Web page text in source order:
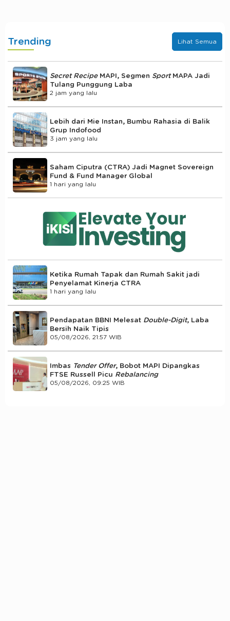
Trending Lihat Semua
Secret RecipeMAPI, Segmen Sport MAPA Jadi
Tulang Punggung Laba
2 jam yang lalu
Lebih dari Mie Instan, Bumbu Rahasia di Balik
Grup Indofood
3 jam yang lalu
Saham Ciputra (CTRA) Jadi Magnet Sovereign
Fund & Fund Manager Global
1 hari yang lalu
Ketika Rumah Tapak dan Rumah Sakit jadi
Penyelamat Kinerja CTRA
1 hari yang lalu
Pendapatan BBNI Melesat Double-Digit, Laba
Bersih Naik Tipis
05/08/2026, 21:57 WIB
Imbas Tender Offer, Bobot MAPI Dipangkas
FTSE Russell Picu Rebalancing
05/08/2026, 09:25 WIB